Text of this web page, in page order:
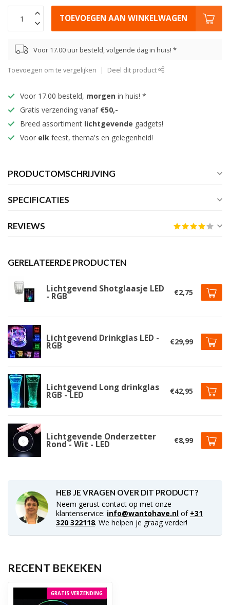
TOEVOEGEN AAN WINKELWAGEN
Voor 17.00 uur besteld, volgende dag in huis! *
Toevoegen om te vergelijken Deel dit product
Voor 17.00 besteld, morgen in huis! *
Gratis verzending vanaf €50,-
Breed assortiment lichtgevende gadgets!
Voor elk feest, thema's en gelegenheid!
PRODUCTOMSCHRIJVING
SPECIFICATIES
REVIEWS
GERELATEERDE PRODUCTEN
Lichtgevend Shotglaasje LED
- RGB €2,75
Lichtgevend Drinkglas LED -
RGB €29,99
Lichtgevend Long drinkglas
RGB - LED €42,95
Lichtgevende Onderzetter
Rond - Wit - LED €8,99
HEB JE VRAGEN OVER DIT PRODUCT?
Neem gerust contact op met onze
klantenservice: info@wantohave.nl of +31
320 322118. We helpen je graag verder!
RECENT BEKEKEN
GRATIS VERZENDING